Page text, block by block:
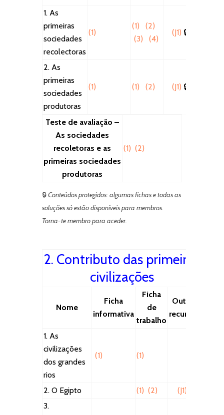
1. As
primeiras
sociedades
recolectoras
(1)
(1)
(2)
(3)
(4)
(J1) 🔒
2. As
primeiras
sociedades
produtoras
(1) (1) (2) (J1) 🔒
Teste de avaliação –
As sociedades
recoletoras e as
primeiras sociedades
produtoras
(1) (2)
🔒Conteúdos protegidos: algumas fichas e todas as
soluções só estão disponíveis para membros.
Torna-te membro para aceder.
2. Contributo das primeiras
civilizações
Nome
Ficha
informativa
Ficha
de
trabalho
Outros
recursos
1. As
civilizações
dos grandes
rios
(1) (1)
2. O Egipto (1) (2) (J1)
3.